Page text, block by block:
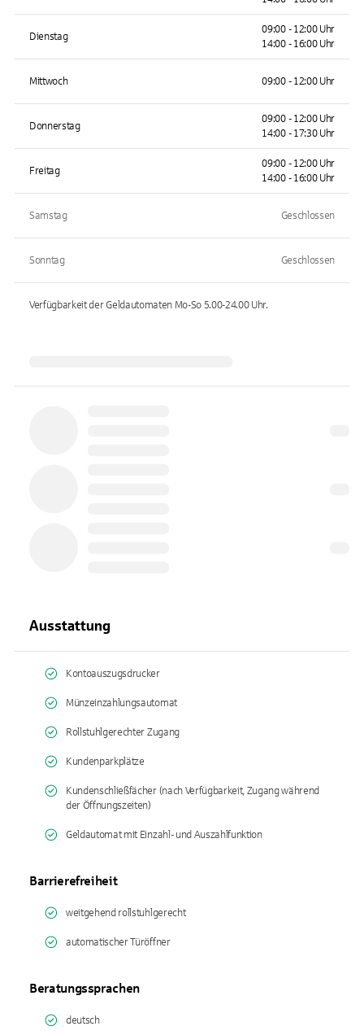
Dienstag
09:00 - 12:00 Uhr
14:00 - 16:00 Uhr
Mittwoch 09:00 - 12:00 Uhr
Donnerstag
09:00 - 12:00 Uhr
14:00 - 17:30 Uhr
Freitag
09:00 - 12:00 Uhr
14:00 - 16:00 Uhr
Samstag Geschlossen
Sonntag Geschlossen
Verfügbarkeit der Geldautomaten Mo-So 5.00-24.00Uhr.
Ausstattung
Kontoauszugsdrucker
Münzeinzahlungsautomat
Rollstuhlgerechter Zugang
Kundenparkplätze
Kundenschließfächer (nach Verfügbarkeit, Zugang während
der Öffnungszeiten)
Geldautomat mit Einzahl- und Auszahlfunktion
Barrierefreiheit
weitgehend rollstuhlgerecht
automatischer Türöffner
Beratungssprachen
deutsch